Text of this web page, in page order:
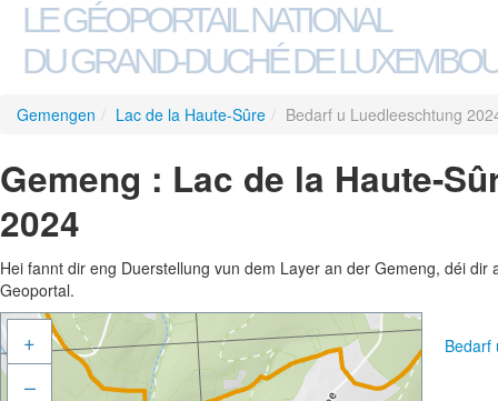
LE GÉOPORTAIL NATIONAL
DU GRAND-DUCHÉ DE
Gemengen / Lac de la Haute-Sûre / Bedarf u Luedleeschtung
Gemeng : Lac de la Haute-
2024
Hei fannt dir eng Duerstellung vun dem Layer an der Gemeng, déi
Geoportal.
+
–
Bedarf